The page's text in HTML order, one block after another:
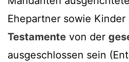
Ehepartner sowie
Testamente von der
ausgeschlossen sein